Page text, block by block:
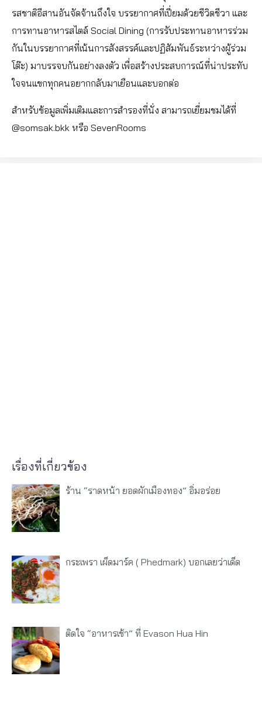
รสชาติอีสานอันจัดจ้านถึงใจ บรรยากาศที่เปี่ยมด้วยชีวิตชีวา และ
การทานอาหารสไตล์ Social Dining (การรับประทานอาหารร่วม
กันในบรรยากาศที่เน้นการสังสรรค์และปฏิสัมพันธ์ระหว่างผู้ร่วม
โต๊ะ) มาบรรจบกันอย่างลงตัว เพื่อสร้างประสบการณ์ที่น่าประทับ
ใจจนแขกทุกคนอยากกลับมาเยือนและบอกต่อ
สำหรับข้อมูลเพิ่มเติมและการสำรองที่นั่ง สามารถเยี่ยมชมได้ที่
@somsak.bkk หรือ SevenRooms
เรื่องที่เกี่ยวข้อง
ร้าน “ราดหน้า ยอดผักเมืองทอง” อิ่มอร่อย
กระเพรา เผ็ดมาร์ค ( Phedmark) บอกเลยว่าเด็ด
ติดใจ “อาหารเช้า” ที่ Evason Hua Hin